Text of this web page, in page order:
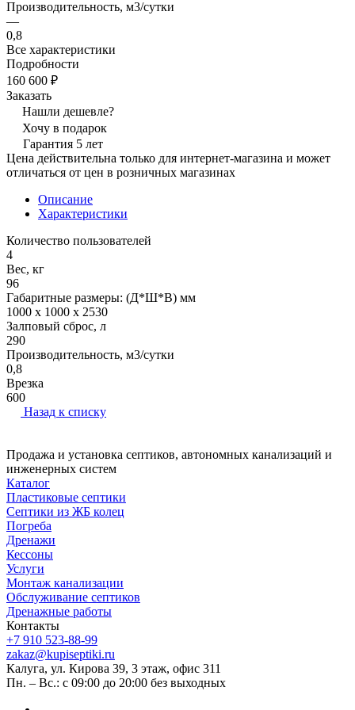
Производительность, м3/сутки
—
0,8
Все характеристики
Подробности
160 600 ₽
Заказать
Нашли дешевле?
Хочу в подарок
Гарантия 5 лет
Цена действительна только для интернет-магазина и может
отличаться от цен в розничных магазинах
Описание
Характеристики
Количество пользователей
4
Вес, кг
96
Габаритные размеры: (Д*Ш*В) мм
1000 x 1000 x 2530
Залповый сброс, л
290
Производительность, м3/сутки
0,8
Врезка
600
Назад к списку
Продажа и установка септиков, автономных канализаций и
инженерных систем
Каталог
Пластиковые септики
Септики из ЖБ колец
Погреба
Дренажи
Кессоны
Услуги
Монтаж канализации
Обслуживание септиков
Дренажные работы
Контакты
+7 910 523-88-99
zakaz@kupiseptiki.ru
Калуга, ул. Кирова 39, 3 этаж, офис 311
Пн. – Вс.: с 09:00 до 20:00 без выходных